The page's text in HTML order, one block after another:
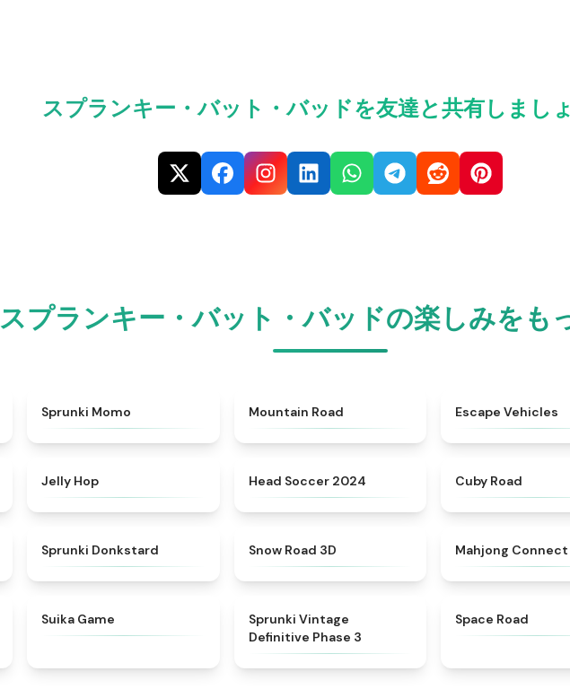
スプランキー・バット・バッドを友達と共有しまし
スプランキー・バット・バッドの楽しみをも
Sprunki Momo Mountain Road Escape Vehicles
Jelly Hop Head Soccer 2024 Cuby Road
Sprunki Donkstard Snow Road 3D Mahjong Connect
Suika Game
Sprunki Vintage
Definitive Phase 3
Space Road